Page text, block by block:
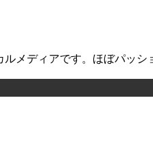
メディアです。ほぼパッシ